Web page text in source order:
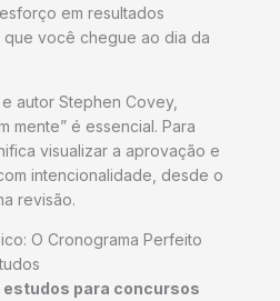
em resultados
você chegue ao dia da
autor Stephen Covey,
mente” é essencial. Para
visualizar a aprovação e
intencionalidade, desde o
revisão.
O Cronograma Perfeito
para concursos